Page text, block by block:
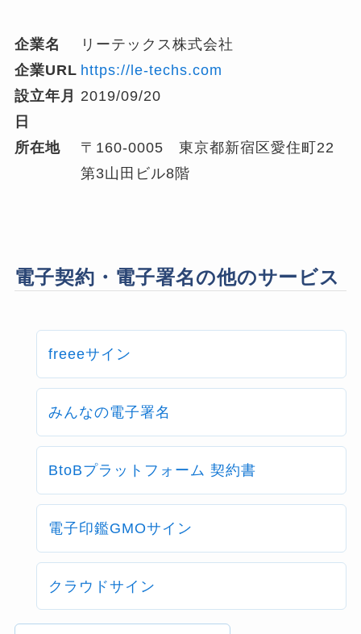
企業名
リーテックス株式会社
企業URL https://le-techs.com
設立年月
日
2019/09/20
所在地
〒160-0005 東京都新宿区愛住町22
第3山田ビル8階
電子契約・電子署名の他のサービス
freeeサイン
みんなの電子署名
BtoBプラットフォーム 契約書
電子印鑑GMOサイン
クラウドサイン